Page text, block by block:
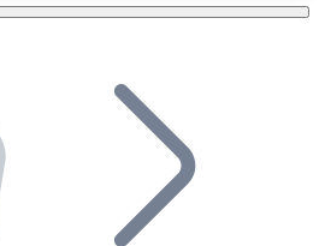
en tu negocio y permite que
en tu ecosistema.